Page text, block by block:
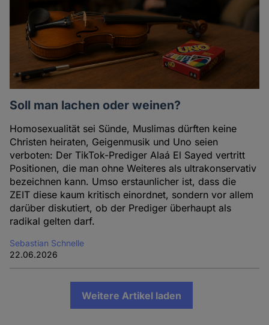
Soll man lachen oder weinen?
Homosexualität sei Sünde, Muslimas dürften keine
Christen heiraten, Geigenmusik und Uno seien
verboten: Der TikTok-Prediger Alaá El Sayed vertritt
Positionen, die man ohne Weiteres als ultrakonservativ
bezeichnen kann. Umso erstaunlicher ist, dass die
ZEIT diese kaum kritisch einordnet, sondern vor allem
darüber diskutiert, ob der Prediger überhaupt als
radikal gelten darf.
Sebastian Schnelle
22.06.2026
Weitere Artikel laden